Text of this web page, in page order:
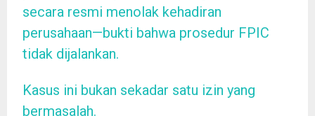
secara resmi menolak kehadiran
perusahaan—bukti bahwa prosedur FPIC
tidak dijalankan.
Kasus ini bukan sekadar satu izin yang
bermasalah.